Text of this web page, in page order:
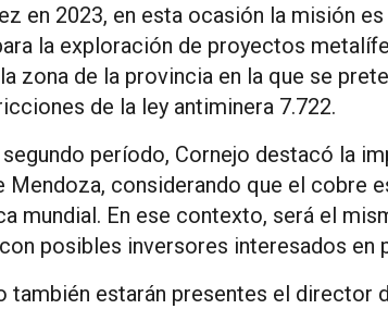
en 2023, en esta ocasión la misión
la exploración de proyectos
zona de la provincia en la que se
de la ley antiminera 7.722.
período, Cornejo destacó la
considerando que el cobre
mundial. En ese contexto, será el
posibles inversores interesados en
también estarán presentes el director